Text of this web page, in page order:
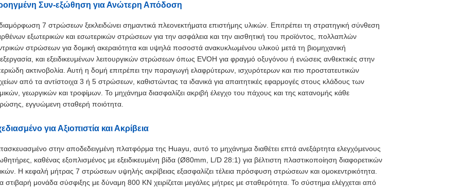
Συν-εξώθηση για Ανώτερη Απόδοση
7 στρώσεων ξεκλειδώνει σημαντικά πλεονεκτήματα επιστήμης υλικών. Επιτρέπει τη στρατηγική σύνθεση
εξωτερικών και εσωτερικών στρώσεων για την ασφάλεια και την αισθητική του προϊόντος, πολλαπλών
στρώσεων για δομική ακεραιότητα και υψηλά ποσοστά ανακυκλωμένου υλικού μετά τη βιομηχανική
και εξειδικευμένων λειτουργικών στρώσεων όπως EVOH για φραγμό οξυγόνου ή ενώσεις ανθεκτικές στην
ακτινοβολία. Αυτή η δομή επιτρέπει την παραγωγή ελαφρύτερων, ισχυρότερων και πιο προστατευτικών
από τα αντίστοιχα 3 ή 5 στρώσεων, καθιστώντας τα ιδανικά για απαιτητικές εφαρμογές στους κλάδους των
γεωργικών και τροφίμων. Το μηχάνημα διασφαλίζει ακριβή έλεγχο του πάχους και της κατανομής κάθε
εγγυώμενη σταθερή ποιότητα.
για Αξιοπιστία και Ακρίβεια
στην αποδεδειγμένη πλατφόρμα της Huayu, αυτό το μηχάνημα διαθέτει επτά ανεξάρτητα ελεγχόμενους
καθένας εξοπλισμένος με εξειδικευμένη βίδα (Ø80mm, L/D 28:1) για βέλτιστη πλαστικοποίηση διαφορετικών
Η κεφαλή μήτρας 7 στρώσεων υψηλής ακρίβειας εξασφαλίζει τέλεια πρόσφυση στρώσεων και ομοκεντρικότητα.
στιβαρή μονάδα σύσφιξης με δύναμη 800 KN χειρίζεται μεγάλες μήτρες με σταθερότητα. Το σύστημα ελέγχεται από